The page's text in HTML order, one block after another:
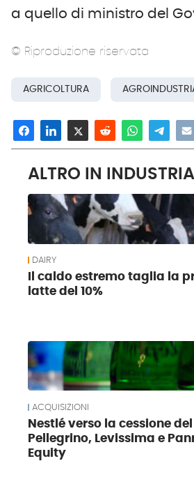
a quello di ministro del
© Riproduzione riservata
AGRICOLTURA
ALTRO IN INDUSTRIA
DAIRY
Il caldo estremo taglia la
latte del 10%
ACQUISIZIONI
Nestlé verso la cessione
Pellegrino, Levissima e
Equity